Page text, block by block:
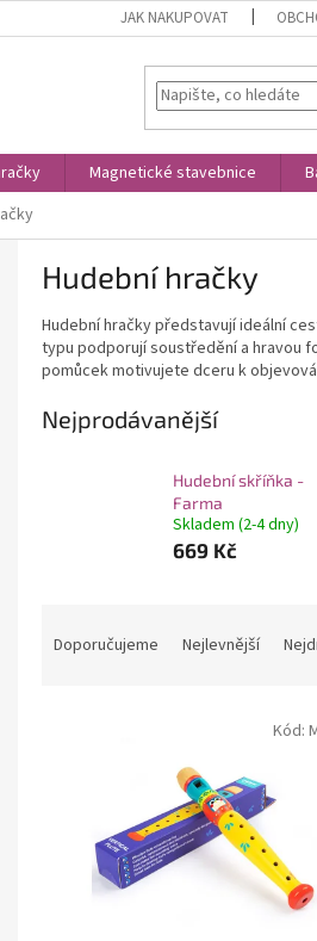
JAK NAKUPOVAT
Magnetické stavebnice
Hudební hračky
Hudební hračky představují ideální
typu podporují soustředění a hravou
pomůcek motivujete dceru k
Nejprodávanější
Hudební skříňka -
Farma
Skladem (2-4 dny)
669 Kč
Doporučujeme Nejlevnější
Kód: